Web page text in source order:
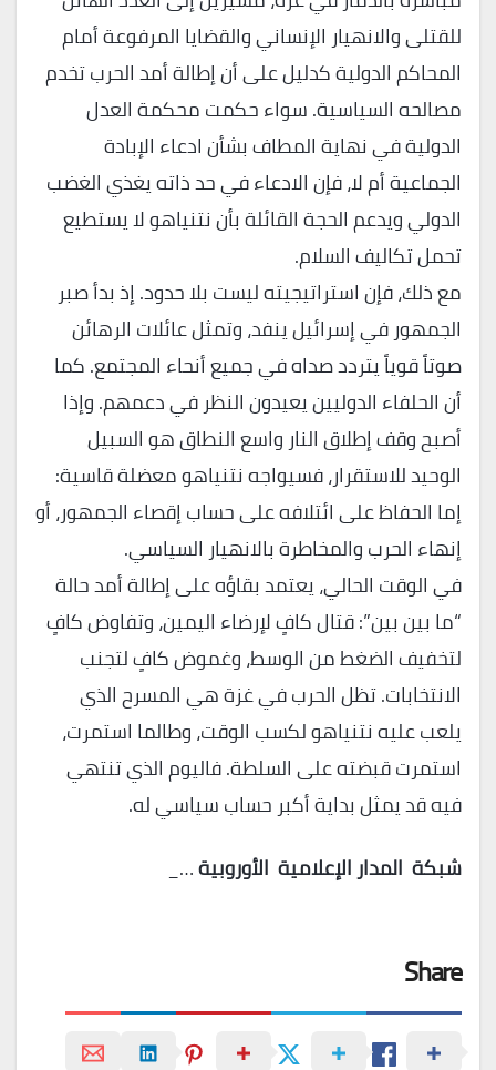
للقتلى والانهيار الإنساني والقضايا المرفوعة أمام
المحاكم الدولية كدليل على أن إطالة أمد الحرب تخدم
مصالحه السياسية. سواء حكمت محكمة العدل
الدولية في نهاية المطاف بشأن ادعاء الإبادة
الجماعية أم لا، فإن الادعاء في حد ذاته يغذي الغضب
الدولي ويدعم الحجة القائلة بأن نتنياهو لا يستطيع
تحمل تكاليف السلام.
مع ذلك، فإن استراتيجيته ليست بلا حدود. إذ بدأ صبر
الجمهور في إسرائيل ينفد، وتمثل عائلات الرهائن
صوتاً قوياً يتردد صداه في جميع أنحاء المجتمع. كما
أن الحلفاء الدوليين يعيدون النظر في دعمهم. وإذا
أصبح وقف إطلاق النار واسع النطاق هو السبيل
الوحيد للاستقرار، فسيواجه نتنياهو معضلة قاسية:
إما الحفاظ على ائتلافه على حساب إقصاء الجمهور، أو
إنهاء الحرب والمخاطرة بالانهيار السياسي.
في الوقت الحالي، يعتمد بقاؤه على إطالة أمد حالة
“ما بين بين”: قتال كافٍ لإرضاء اليمين، وتفاوض كافٍ
لتخفيف الضغط من الوسط، وغموض كافٍ لتجنب
الانتخابات. تظل الحرب في غزة هي المسرح الذي
يلعب عليه نتنياهو لكسب الوقت، وطالما استمرت،
استمرت قبضته على السلطة. فاليوم الذي تنتهي
فيه قد يمثل بداية أكبر حساب سياسي له.
شبكة المدار الإعلامية الأوروبية…_
Share